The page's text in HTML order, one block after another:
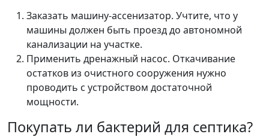
Заказать машину-ассенизатор. Учтите, что у
машины должен быть проезд до автономной
канализации на участке.
Применить дренажный насос. Откачивание
остатков из очистного сооружения нужно
проводить с устройством достаточной
мощности.
Покупать ли бактерий для септика?